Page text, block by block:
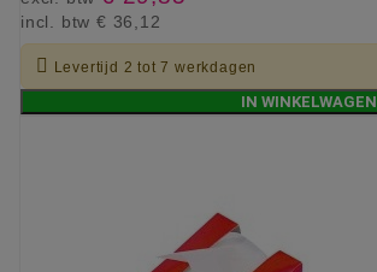
incl. btw € 36,12
 Levertijd 2 tot 7 werkdagen
IN WINKELWAGEN